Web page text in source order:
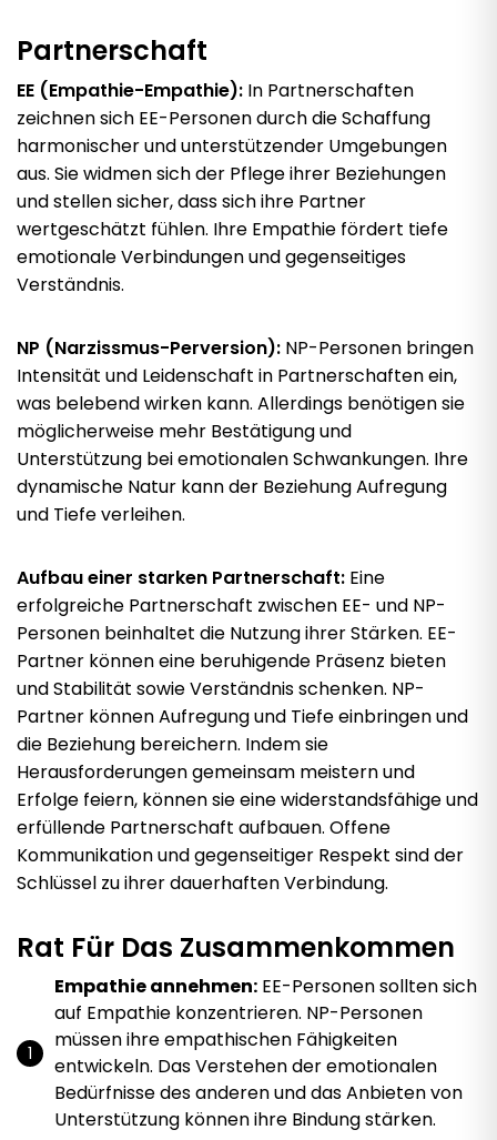
Partnerschaft
EE (Empathie-Empathie): In Partnerschaften
zeichnen sich EE-Personen durch die Schaffung
harmonischer und unterstützender Umgebungen
aus. Sie widmen sich der Pflege ihrer Beziehungen
und stellen sicher, dass sich ihre Partner
wertgeschätzt fühlen. Ihre Empathie fördert tiefe
emotionale Verbindungen und gegenseitiges
Verständnis.
NP (Narzissmus-Perversion): NP-Personen bringen
Intensität und Leidenschaft in Partnerschaften ein,
was belebend wirken kann. Allerdings benötigen sie
möglicherweise mehr Bestätigung und
Unterstützung bei emotionalen Schwankungen. Ihre
dynamische Natur kann der Beziehung Aufregung
und Tiefe verleihen.
Aufbau einer starken Partnerschaft: Eine
erfolgreiche Partnerschaft zwischen EE- und NP-
Personen beinhaltet die Nutzung ihrer Stärken. EE-
Partner können eine beruhigende Präsenz bieten
und Stabilität sowie Verständnis schenken. NP-
Partner können Aufregung und Tiefe einbringen und
die Beziehung bereichern. Indem sie
Herausforderungen gemeinsam meistern und
Erfolge feiern, können sie eine widerstandsfähige und
erfüllende Partnerschaft aufbauen. Offene
Kommunikation und gegenseitiger Respekt sind der
Schlüssel zu ihrer dauerhaften Verbindung.
Rat Für Das Zusammenkommen
Empathie annehmen: EE-Personen sollten sich
auf Empathie konzentrieren. NP-Personen
müssen ihre empathischen Fähigkeiten
entwickeln. Das Verstehen der emotionalen
Bedürfnisse des anderen und das Anbieten von
Unterstützung können ihre Bindung stärken.